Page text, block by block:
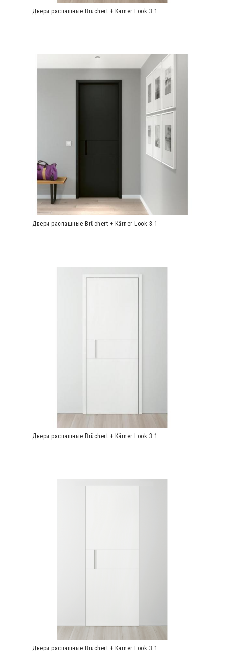
Двери распашные Brüchert + Kärner Look 3.1
Двери распашные Brüchert + Kärner Look 3.1
Двери распашные Brüchert + Kärner Look 3.1
Двери распашные Brüchert + Kärner Look 3.1